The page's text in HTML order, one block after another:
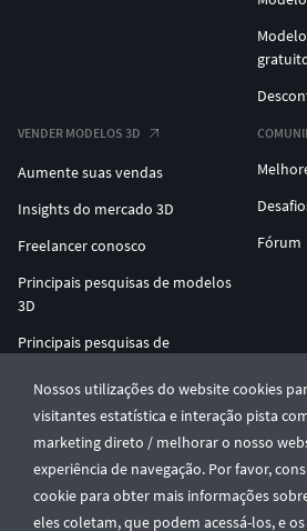
Nossos utilizações do website cookies
visitantes estatística e interação pista
marketing direto / melhorar o nosso
experiência de navegação. Por favor,
cookie para obter mais informações
eles coletam, que podem acessá-los, e
VENDER MODELOS 3D
Aumente suas vendas
Insights do mercado 3D
Freelancer conosco
Principais pesquisas de modelos
3D
Principais pesquisas de
Fórum
ENTERPRISE 3D AT SCALE
© CGTrader 2011-2026
UAB CGTrader, Antakalnio st. 17, Vilnius,
Termos e CondiçõesPrivacidade🇵🇹